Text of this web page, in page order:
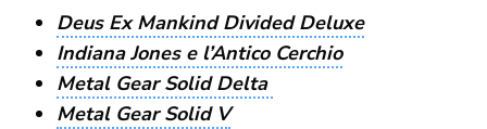
Deus Ex Mankind Divided Deluxe
Indiana Jones e l’Antico Cerchio
Metal Gear Solid Delta
Metal Gear Solid V